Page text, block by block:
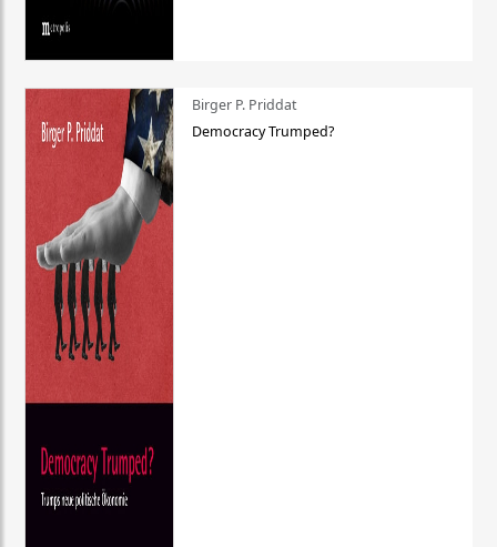
Birger P. Priddat
Democracy Trumped?